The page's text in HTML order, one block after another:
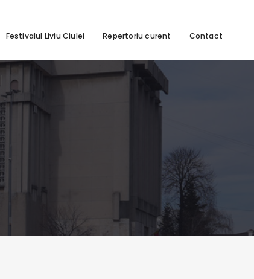
Festivalul Liviu Ciulei Repertoriu curent Contact